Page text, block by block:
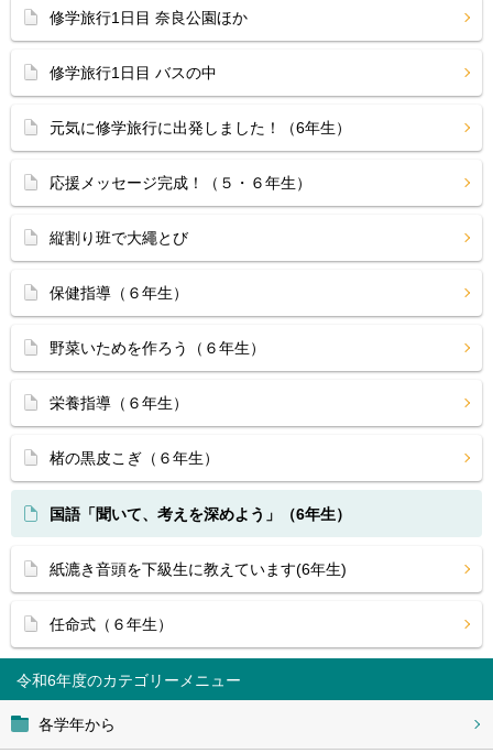
令和6年度
各学年から
修学旅行1日目 奈良公園ほか
修学旅行1日目 バスの中
元気に修学旅行に出発しました！（6年生）
応援メッセージ完成！（５・６年生）
縦割り班で大繩とび
保健指導（６年生）
野菜いためを作ろう（６年生）
栄養指導（６年生）
楮の黒皮こぎ（６年生）
国語「聞いて、考えを深めよう」（6年生）
紙漉き音頭を下級生に教えています(6年生)
任命式（６年生）